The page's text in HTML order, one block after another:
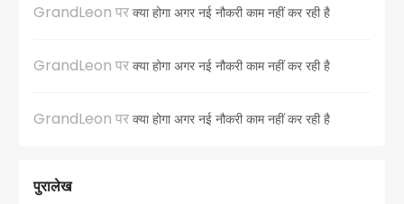
GrandLeon पर क्या होगा अगर नई नौकरी काम नहीं कर रही है
GrandLeon पर क्या होगा अगर नई नौकरी काम नहीं कर रही है
GrandLeon पर क्या होगा अगर नई नौकरी काम नहीं कर रही है
पुरालेख